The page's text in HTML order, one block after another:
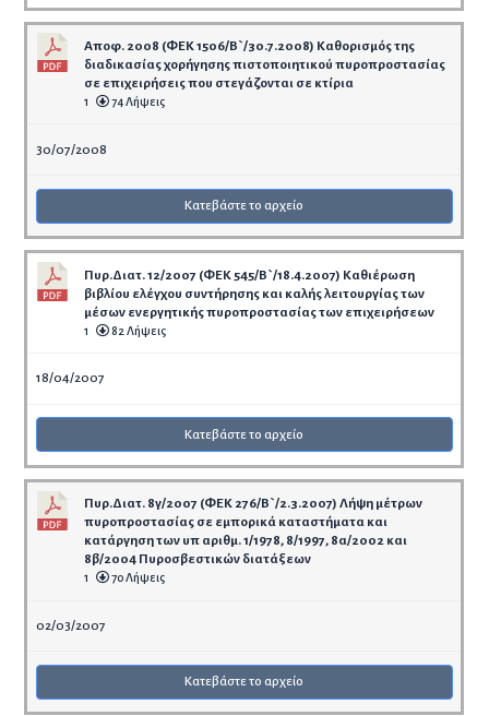
Αποφ. 2008 (ΦΕΚ 1506/Β`/30.7.2008) Καθορισμός της
διαδικασίας χορήγησης πιστοποιητικού πυροπροστασίας
σε επιχειρήσεις που στεγάζονται σε κτίρια
1 74 Λήψεις
30/07/2008
Κατεβάστε το αρχείο
Πυρ.Διατ. 12/2007 (ΦΕΚ 545/Β`/18.4.2007) Καθιέρωση
βιβλίου ελέγχου συντήρησης και καλής λειτουργίας των
μέσων ενεργητικής πυροπροστασίας των επιχειρήσεων
1 82 Λήψεις
18/04/2007
Κατεβάστε το αρχείο
Πυρ.Διατ. 8γ/2007 (ΦΕΚ 276/Β`/2.3.2007) Λήψη μέτρων
πυροπροστασίας σε εμπορικά καταστήματα και
κατάργηση των υπ αριθμ. 1/1978, 8/1997, 8α/2002 και
8β/2004 Πυροσβεστικών διατάξεων
1 70 Λήψεις
02/03/2007
Κατεβάστε το αρχείο